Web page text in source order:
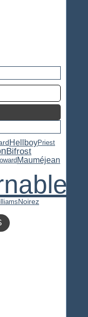
HellboyPriest
Bifrost
Mauméjean
Noirez